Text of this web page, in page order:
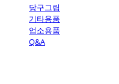
당구그립
기타용품
업소용품
Q&A